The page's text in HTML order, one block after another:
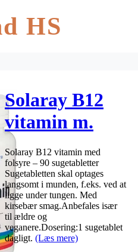
HS
Solaray B12
vitamin m.
folsyre 1000
mcg – 90 stk.
Solaray B12 vitamin med
folsyre – 90 sugetabletter
Sugetabletten skal optages
langsomt i munden, f.eks. ved at
ligge under tungen. Med
kirsebær smag.Anbefales især
til ældre og
veganere.Dosering:1 sugetablet
dagligt. (Læs mere)